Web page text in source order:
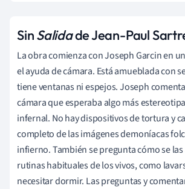
SinSalidade Jean-Paul
La obra comienza con Joseph Garcin en
el ayuda de cámara. Está amueblada con
tiene ventanas ni espejos. Joseph
cámara que esperaba algo más
infernal. No hay dispositivos de tortura y
completo de las imágenes demoníacas
infierno. También se pregunta cómo se
rutinas habituales de los vivos, como
necesitar dormir. Las preguntas y